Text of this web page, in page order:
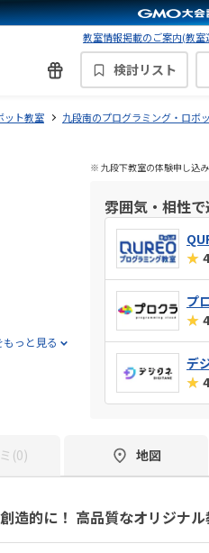
教室情報掲載のご案内(教室
検討リスト
ット教室
九段南のプログラミング・ロボ
っと見る
※ 九段下教室の体験申し込
雰囲気・相性
★
プ
★
デ
★
(0) 地図
造的に！ 高品質なオリジナ